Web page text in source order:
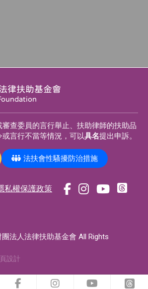
律扶助基金會
查委員的言行舉止、扶助律師的扶助品
言行不當等情況，可以具名提出申訴。
法扶會性騷擾防治措施
私權保護政策
a
b
n
a
o
u
b
a
法人法律扶助基金會 All Rights
設計
前 前